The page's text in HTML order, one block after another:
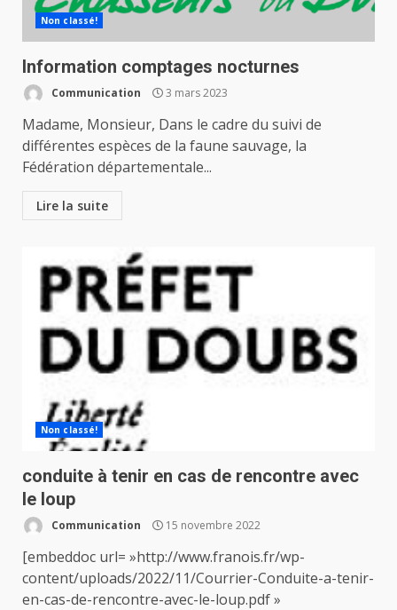
Non classé!
Information comptages nocturnes
Communication 3 mars 2023
Madame, Monsieur, Dans le cadre du suivi de
différentes espèces de la faune sauvage, la
Fédération départementale...
Lire la suite
Non classé!
conduite à tenir en cas de rencontre avec
le loup
Communication 15 novembre 2022
[embeddoc url= »http://www.franois.fr/wp-
content/uploads/2022/11/Courrier-Conduite-a-tenir-
en-cas-de-rencontre-avec-le-loup.pdf »